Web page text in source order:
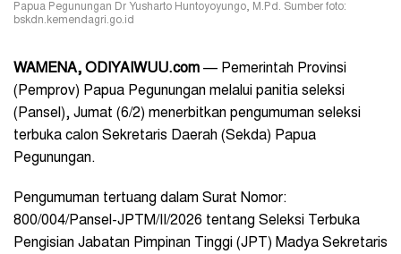
Papua Pegunungan Dr Yusharto Huntoyoyungo, M.Pd. Sumber foto:
bskdn.kemendagri.go.id
WAMENA, ODIYAIWUU.com — Pemerintah Provinsi
(Pemprov) Papua Pegunungan melalui panitia seleksi
(Pansel), Jumat (6/2) menerbitkan pengumuman seleksi
terbuka calon Sekretaris Daerah (Sekda) Papua
Pegunungan.
Pengumuman tertuang dalam Surat Nomor:
800/004/Pansel-JPTM/II/2026 tentang Seleksi Terbuka
Pengisian Jabatan Pimpinan Tinggi (JPT) Madya Sekretaris